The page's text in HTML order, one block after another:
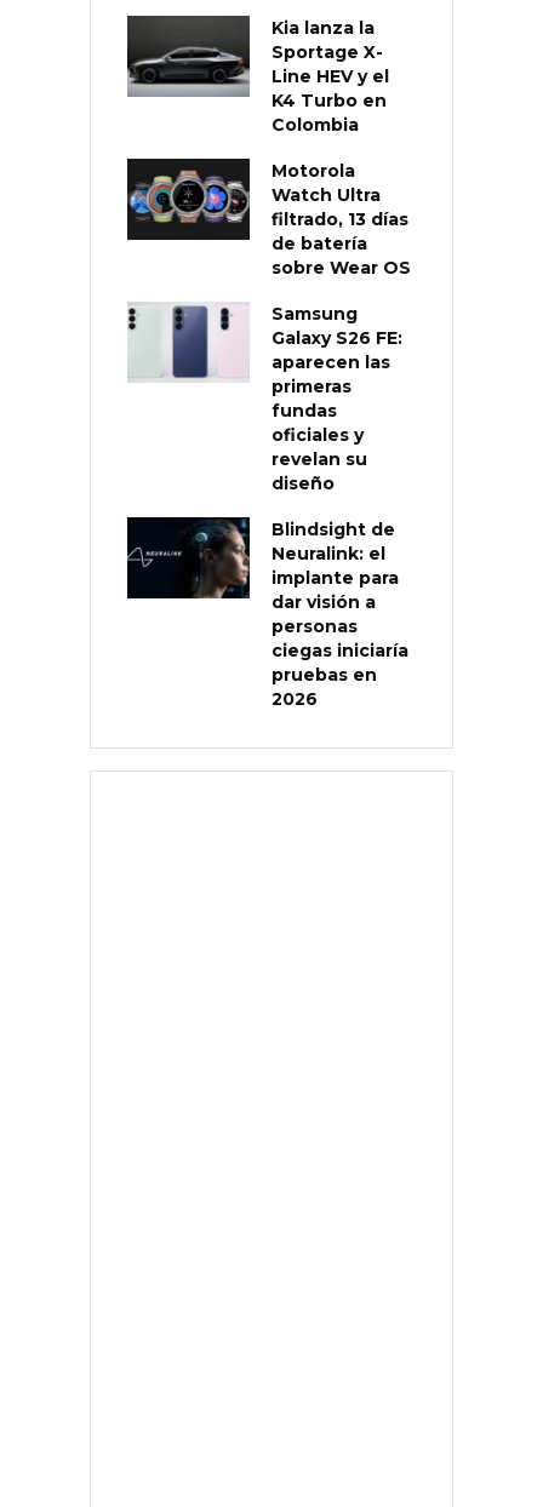
Kia lanza la
Sportage X-
Line HEV y el
K4 Turbo en
Colombia
Motorola
Watch Ultra
filtrado, 13 días
de batería
sobre Wear OS
Samsung
Galaxy S26 FE:
aparecen las
primeras
fundas
oficiales y
revelan su
diseño
Blindsight de
Neuralink: el
implante para
dar visión a
personas
ciegas iniciaría
pruebas en
2026